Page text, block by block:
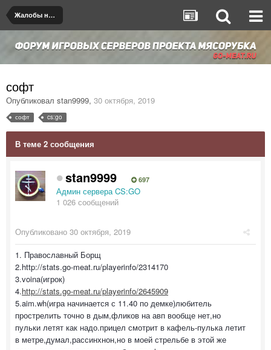
Жалобы на игроков/админов
софт
Опубликовал stan9999, 30 октября, 2019
софт cs:go
В теме 2 сообщения
stan9999 697
Админ сервера CS:GO
1 026 сообщений
Опубликовано 30 октября, 2019
1. Православный Борщ
2.http://stats.go-meat.ru/playerinfo/2314170
3.voina(игрок)
4.http://stats.go-meat.ru/playerinfo/2645909
5.aim.wh(игра начинается с 11.40 по демке)любитель
прострелить точно в дым,фликов на авп вообще нет,но
пульки летят как надо.прицел смотрит в кафель-пулька летит
в метре,думал,рассинхнон,но в моей стрельбе в этой же